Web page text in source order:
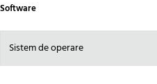
Software
Sistem de operare